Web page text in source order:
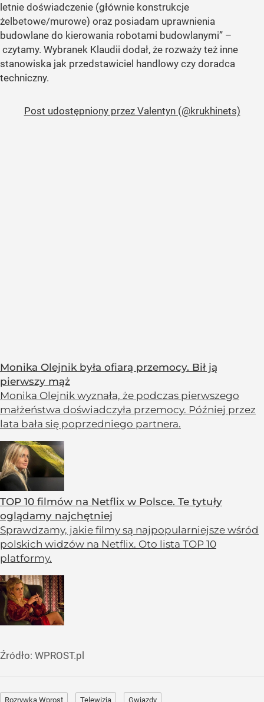
letnie doświadczenie (głównie konstrukcje
żelbetowe/murowe) oraz posiadam uprawnienia
budowlane do kierowania robotami budowlanymi” –
czytamy. Wybranek Klaudii dodał, że rozważy też inne
stanowiska jak przedstawiciel handlowy czy doradca
techniczny.
Post udostępniony przez Valentyn (@krukhinets)
Monika Olejnik była ofiarą przemocy. Bił ją
pierwszy mąż
Monika Olejnik wyznała, że podczas pierwszego
małżeństwa doświadczyła przemocy. Później przez
lata bała się poprzedniego partnera.
TOP 10 filmów na Netflix w Polsce. Te tytuły
oglądamy najchętniej
Sprawdzamy, jakie filmy są najpopularniejsze wśród
polskich widzów na Netflix. Oto lista TOP 10
platformy.
Źródło: WPROST.pl
Rozrywka Wprost Telewizja Gwiazdy